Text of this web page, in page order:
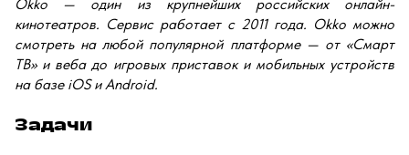
Okko — один из крупнейших российских онлайн-
кинотеатров. Сервис работает с 2011 года. Okko можно
смотреть на любой популярной платформе — от «Смарт
ТВ» и веба до игровых приставок и мобильных устройств
на базе iOS и Android.
Задачи